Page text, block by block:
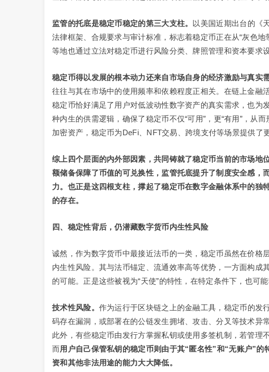
监管的托底是稳定币稳定的第三大支柱。 以美国近期出台的《
法律框架、合规要求与审计标准，标志着稳定币正在从“灰色
等地也通过立法对稳定币进行风险分类、牌照管理和资本要求
稳定币得以发展的根本动力还来自市场自身的经济激励与真实需
往往与其在市场中的使用频率和依赖程度正相关。在链上金融
稳定币恰好满足了用户对低波动性数字资产的真实需求，也为
种内生的供需逻辑，确保了稳定币不仅“可用”，更“有用”，从
加密资产，稳定币为DeFi、NFT交易、跨境支付等场景提供了
综上四个层面的内外部因素，共同铸就了稳定币当前的市场地
额储备保障了币值的可兑换性，监管托底提升了制度安全感，
力。也正是这四根支柱，撑起了稳定币在数字金融体系中的独
的存在。
四、稳定性背后，仍潜藏数字货币内生性风险
诚然，作为数字货币中最接近法币的一类，稳定币虽然在价格
内生性风险。其与法币锚定、流通效率高等优势，一方面构成
的可能。正是这些被视为“天使”的特性，在特定条件下，也可能
技术性风险。 作为运行于区块链之上的金融工具，稳定币的发
码存在漏洞，或部署在的公链发生拥堵、攻击、分叉等技术异
此外，有些稳定币由发行方掌握私钥或使用多签机制，若管理
而用户自己保管私钥的稳定币则由于其“匿名性”和“无账户”的
资和其他非法用途的能力大大降低。